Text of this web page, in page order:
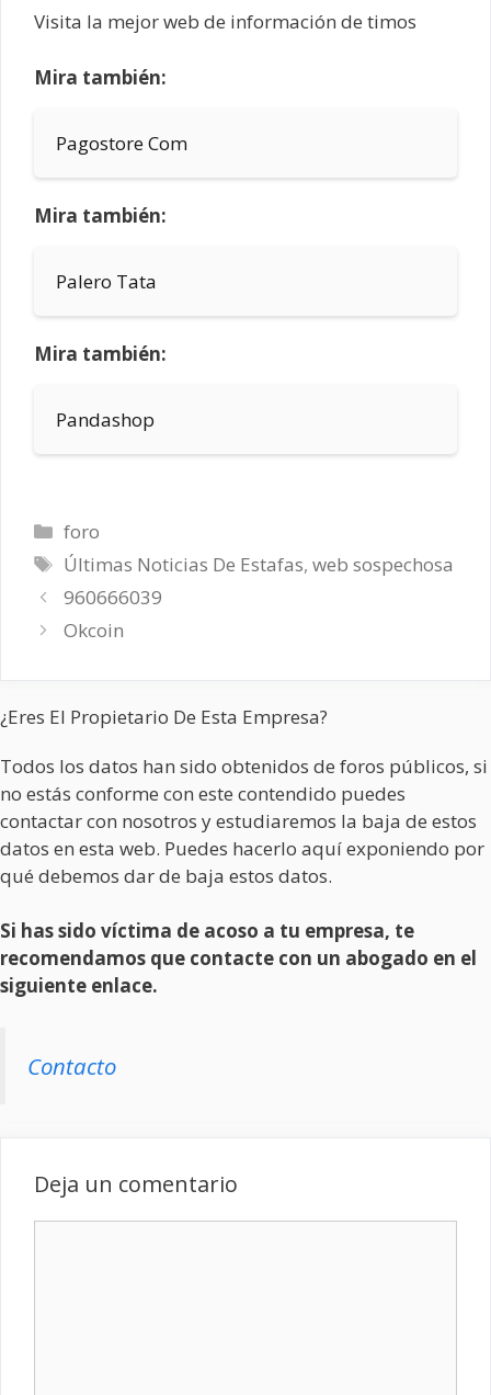
Visita la mejor web de información de timos
Mira también:
Pagostore Com
Mira también:
Palero Tata
Mira también:
Pandashop
Categorías
foro
Etiquetas
Últimas Noticias De Estafas,web sospechosa
960666039
Okcoin
¿Eres El Propietario De Esta Empresa?
Todos los datos han sido obtenidos de foros públicos, si
no estás conforme con este contendido puedes
contactar con nosotros y estudiaremos la baja de estos
datos en esta web. Puedes hacerlo aquí exponiendo por
qué debemos dar de baja estos datos.
Si has sido víctima de acoso a tu empresa, te
recomendamos que contacte con un abogado en el
siguiente enlace.
Contacto
Deja un comentario